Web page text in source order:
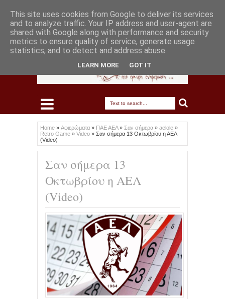
Home » Αφιερώματα » ΠΑΕ ΑΕΛ» Σαν σήμερα » aelole »
Retro Game » Video » Σαν σήμερα 13 Οκτωβρίου η ΑΕΛ
(Video)
Σαν σήμερα 13
Οκτωβρίου η ΑΕΛ
(Video)
This site uses cookies from Google to deliver its services
and to analyze traffic. Your IP address and user-agent are
shared with Google along with performance and security
metrics to ensure quality of service, generate usage
statistics, and to detect and address abuse.
LEARN MORE GOT IT